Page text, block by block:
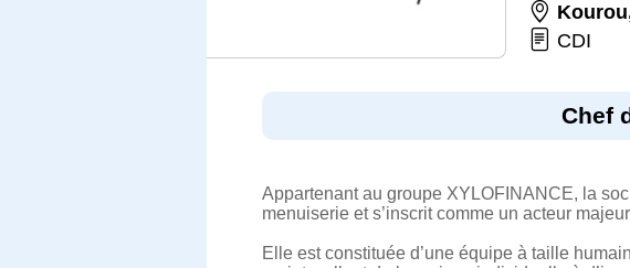
Kourou
CDI
Chef
Appartenant au groupe XYLOFINANCE, la
menuiserie et s’inscrit comme un acteur
Elle est constituée d’une équipe à taille